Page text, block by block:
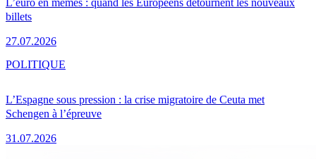
billets
27.07.2026
L’Espagne sous pression : la crise migratoire de Ceuta met
Schengen à l’épreuve
31.07.2026
POLITIQUE